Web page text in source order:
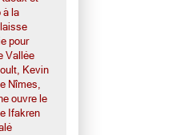
à la
pour
Vallée
Kevin
Nîmes,
ouvre le
Ifakren